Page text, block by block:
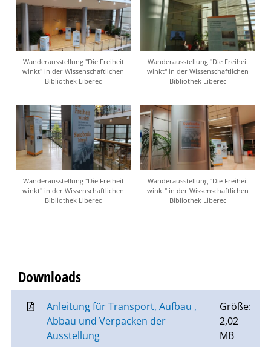
Wanderausstellung "Die Freiheit
winkt" in der Wissenschaftlichen
Bibliothek Liberec
Wanderausstellung "Die Freiheit
winkt" in der Wissenschaftlichen
Bibliothek Liberec
Wanderausstellung "Die Freiheit
winkt" in der Wissenschaftlichen
Bibliothek Liberec
Wanderausstellung "Die Freiheit
winkt" in der Wissenschaftlichen
Bibliothek Liberec
Downloads
Anleitung für Transport, Aufbau ,
Abbau und Verpacken der
Ausstellung
Größe:
2,02
MB